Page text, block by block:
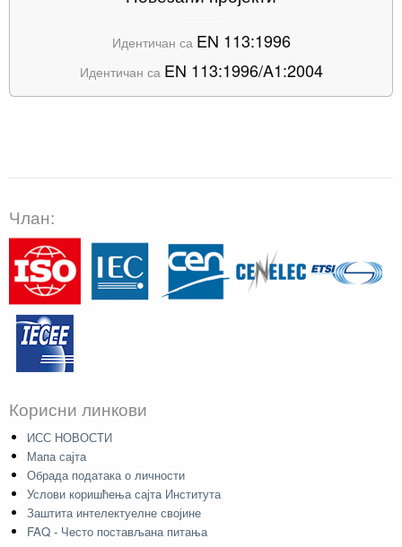
Идентичан са EN 113:1996
Идентичан са EN 113:1996/A1:2004
Члан:
Корисни линкови
ИСС НОВОСТИ
Мапа сајта
Обрада података о личности
Услови коришћења сајта Института
Заштита интелектуелне својине
FAQ - Често постављана питања